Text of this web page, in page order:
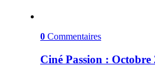
0 Commentaires
Ciné Passion : Octobre